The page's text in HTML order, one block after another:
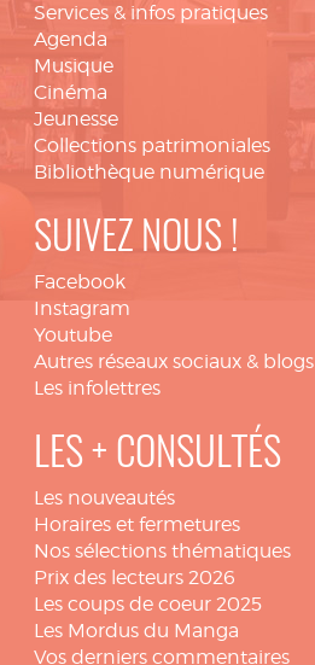
Services & infos pratiques
Agenda
Musique
Cinéma
Jeunesse
Collections patrimoniales
Bibliothèque numérique
SUIVEZ NOUS !
Facebook
Instagram
Youtube
Autres réseaux sociaux & blogs
Les infolettres
LES + CONSULTÉS
Les nouveautés
Horaires et fermetures
Nos sélections thématiques
Prix des lecteurs 2026
Les coups de coeur 2025
Les Mordus du Manga
Vos derniers commentaires